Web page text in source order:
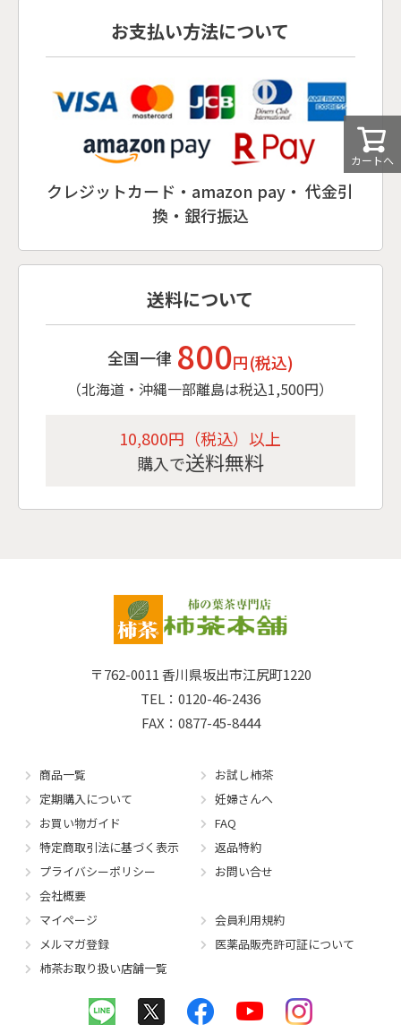
カートへ
お支払い方法について
クレジットカード・amazon pay・ 代金引
換・銀行振込
送料について
全国一律 800円(税込)
（北海道・沖縄一部離島は税込1,500円）
10,800円（税込）以上
購入で送料無料
〒762-0011 香川県坂出市江尻町1220
TEL：0120-46-2436
FAX：0877-45-8444
商品一覧
お試し柿茶
定期購入について
妊婦さんへ
お買い物ガイド
FAQ
特定商取引法に基づく表示
返品特約
プライバシーポリシー
お問い合せ
会社概要
マイページ
会員利用規約
メルマガ登録
医薬品販売許可証について
柿茶お取り扱い店舗一覧